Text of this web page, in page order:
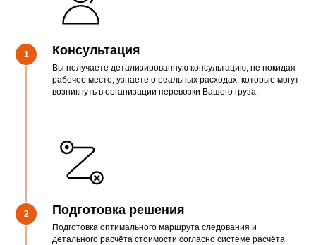
1 Консультация
Вы получаете детализированную консультацию, не покидая
рабочее место, узнаете о реальных расходах, которые могут
возникнуть в организации перевозки Вашего груза.
2 Подготовка решения
Подготовка оптимального маршрута следования и
детального расчёта стоимости согласно системе расчёта